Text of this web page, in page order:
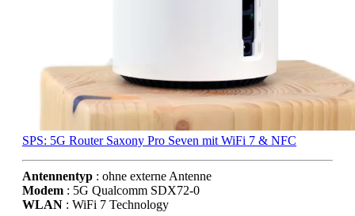
SPS: 5G Router Saxony Pro Seven mit WiFi 7 & NFC
Antennentyp : ohne externe Antenne
Modem : 5G Qualcomm SDX72-0
WLAN : WiFi 7 Technology